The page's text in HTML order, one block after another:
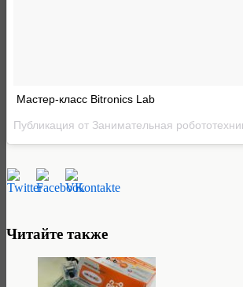
Мастер-класс Bitronics Lab
Читайте также